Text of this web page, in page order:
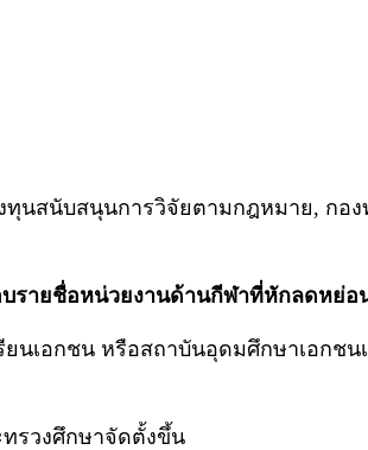
นสนับสนุนการวิจัยตามกฎหมาย, กอ
รายชื่อหน่วยงานด้านกีฬาที่หักลดหย่อ
นเอกชน หรือสถาบันอุดมศึกษาเอกช
รวงศึกษาจัดตั้งขึ้น